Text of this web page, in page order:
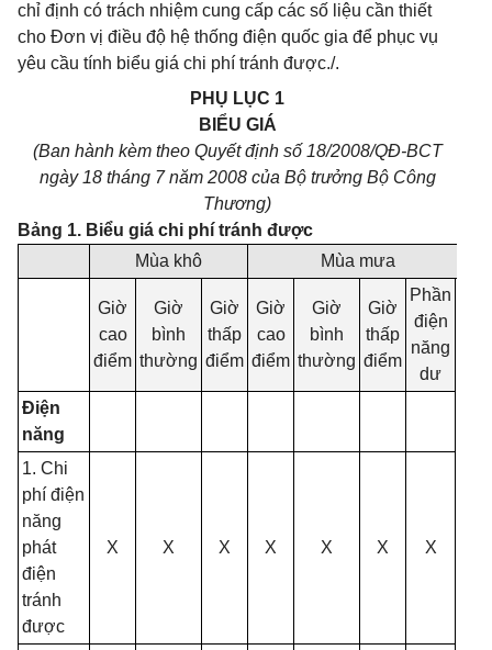
chỉ định có trách nhiệm cung cấp các số liệu cần thiết
cho Đơn vị điều độ hệ thống điện quốc gia để phục vụ
yêu cầu tính biểu giá chi phí tránh được./.
PHỤ LỤC 1
BIỂU GIÁ
(Ban hành kèm theo Quyết định số 18/2008/QĐ-BCT
ngày 18 tháng 7 năm 2008 của Bộ trưởng Bộ Công
Thương)
Bảng 1. Biểu giá chi phí tránh được
Mùa khô
Mùa mưa
Giờ
cao
điểm
Giờ
bình
thường
Giờ
thấp
điểm
Giờ
cao
điểm
Giờ
bình
thường
Giờ
thấp
điểm
Phần
điện
năng
dư
Điện
năng
1. Chi
phí điện
năng
phát
điện
tránh
được
X X X X X X X